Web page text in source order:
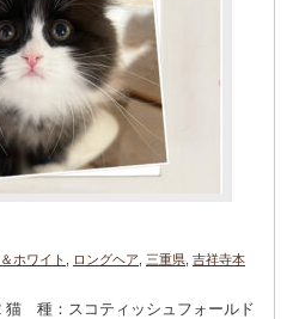
ホワイト ロングヘア 三重県 吉祥寺本
猫 種：スコティッシュフォールド